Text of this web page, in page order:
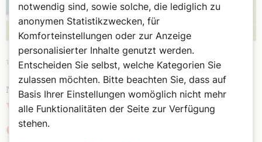
11. Juni 2026|Soziales
NEUE PERSPEKTIVEN
Wenn Fußball mehr ist als nur
ein Spiel
notwendig sind, sowie solche, die lediglich zu
anonymen Statistikzwecken, für
Komforteinstellungen oder zur Anzeige
personalisierter Inhalte genutzt werden.
Entscheiden Sie selbst, welche Kategorien Sie
zulassen möchten. Bitte beachten Sie, dass auf
Basis Ihrer Einstellungen womöglich nicht mehr
alle Funktionalitäten der Seite zur Verfügung
stehen.